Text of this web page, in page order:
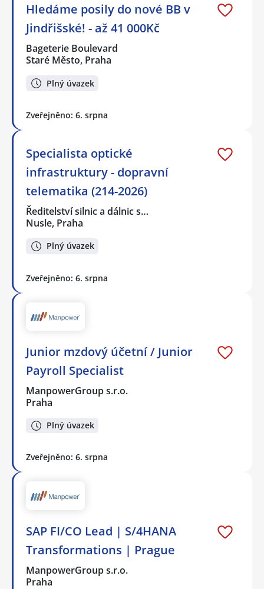
Hledáme posily do nové BB v
Jindřišské! - až 41 000Kč
Bageterie Boulevard
Staré Město, Praha
Plný úvazek
Zveřejněno: 6. srpna
Specialista optické
infrastruktury - dopravní
telematika (214-2026)
Ředitelství silnic a dálnic s…
Nusle, Praha
Plný úvazek
Zveřejněno: 6. srpna
Junior mzdový účetní / Junior
Payroll Specialist
ManpowerGroup s.r.o.
Praha
Plný úvazek
Zveřejněno: 6. srpna
SAP FI/CO Lead | S/4HANA
Transformations | Prague
ManpowerGroup s.r.o.
Praha